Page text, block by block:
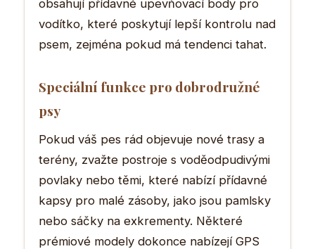
obsahují přídavné upevňovací body pro
vodítko, které poskytují lepší kontrolu nad
psem, zejména pokud má tendenci tahat.
Speciální funkce pro dobrodružné
psy
Pokud váš pes rád objevuje nové trasy a
terény, zvažte postroje s voděodpudivými
povlaky nebo těmi, které nabízí přídavné
kapsy pro malé zásoby, jako jsou pamlsky
nebo sáčky na exkrementy. Některé
prémiové modely dokonce nabízejí GPS